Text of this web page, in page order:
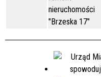
nieruchomości
"Brzeska 17"